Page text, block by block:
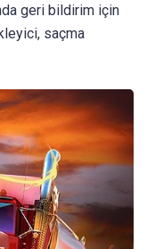
geri bildirim için
saçma